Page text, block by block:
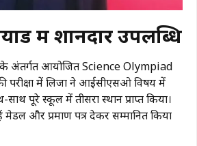
में शानदार उपलब्धि
के अंतर्गत आयोजितScience Olympiad
परीक्षा में लिजा ने आईसीएसओ विषय में
पूरे स्कूल में तीसरा स्थान प्राप्त किया।
और प्रमाण पत्र देकर सम्मानित किया